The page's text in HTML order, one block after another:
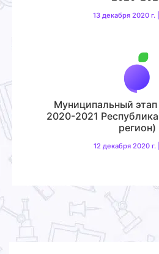
13 декабря 2020 г.
Муниципальный
2020-2021
регион)
12 декабря 2020 г.